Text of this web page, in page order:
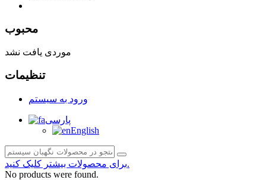
محبوب
موردی یافت نشد
تنظیمات
ورود به سیستم
پارسی
English
برای محصولات بیشتر کلیک کنید.
No products were found.